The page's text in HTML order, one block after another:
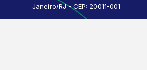
Janeiro/RJ - CEP: 20011-001